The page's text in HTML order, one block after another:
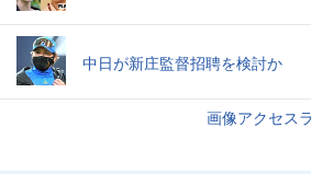
中日が新庄監督招聘を検討か
画像アクセス